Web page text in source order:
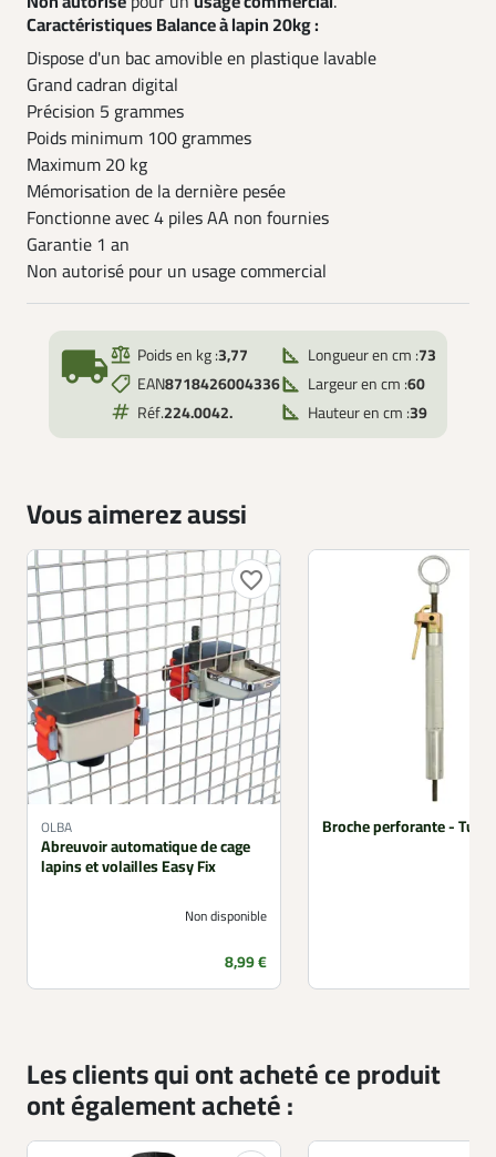
Caractéristiques Balance à lapin 20kg :
Dispose d'un bac amovible en plastique lavable
Grand cadran digital
Précision 5 grammes
Poids minimum 100 grammes
Maximum 20 kg
Mémorisation de la dernière pesée
Fonctionne avec 4 piles AA non fournies
Garantie 1 an
Non autorisé pour un usage commercial
local_shipping Poids en kg :3,77
EAN8718426004336
Réf.224.0042.
Longueur en cm :73
Largeur en cm :60
Hauteur en cm :39
Vous aimerez aussi
favorite_border
OLBA
Abreuvoir automatique de cage
lapins et volailles Easy Fix
Non disponible
Prix
8,99 €
Broche perforante - Tue
Les clients qui ont acheté ce produit
ont également acheté :